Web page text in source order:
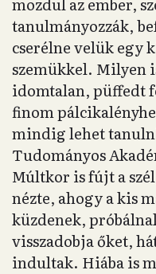
tanulmányozzák,
cserélne velük egy
szemükkel. Milyen
idomtalan, püffedt
finom
mindig lehet
Tudományos
Múltkor is fújt a
nézte, ahogy a kis
küzdenek,
visszadobja őket,
indultak. Hiába is